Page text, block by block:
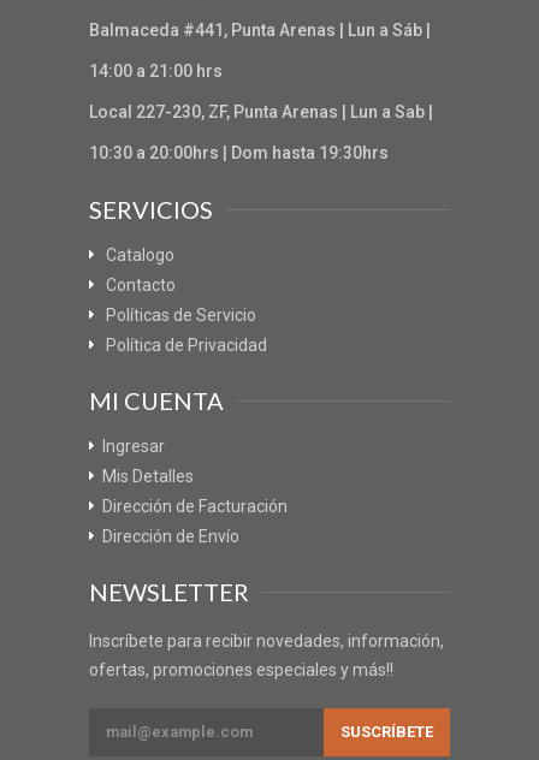
Balmaceda #441, Punta Arenas | Lun a Sáb |
14:00 a 21:00 hrs
Local 227-230, ZF, Punta Arenas | Lun a Sab |
10:30 a 20:00hrs | Dom hasta 19:30hrs
SERVICIOS
Catalogo
Contacto
Políticas de Servicio
Política de Privacidad
MI CUENTA
Ingresar
Mis Detalles
Dirección de Facturación
Dirección de Envío
NEWSLETTER
Inscríbete para recibir novedades, información,
ofertas, promociones especiales y más!!